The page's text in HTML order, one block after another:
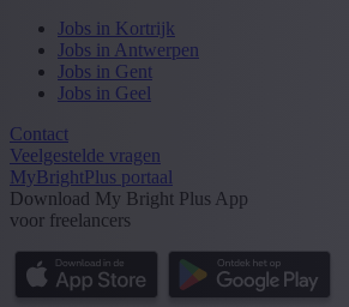
Jobs in Kortrijk
Jobs in Antwerpen
Jobs in Gent
Jobs in Geel
Contact
Veelgestelde vragen
MyBrightPlus portaal
Download My Bright Plus App
voor freelancers